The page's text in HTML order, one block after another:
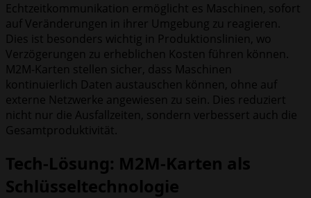
Echtzeitkommunikation ermöglicht es Maschinen, sofort
auf Veränderungen in ihrer Umgebung zu reagieren.
Dies ist besonders wichtig in Produktionslinien, wo
Verzögerungen zu erheblichen Kosten führen können.
M2M-Karten stellen sicher, dass Maschinen
kontinuierlich Daten austauschen können, ohne auf
externe Netzwerke angewiesen zu sein. Dies reduziert
nicht nur die Ausfallzeiten, sondern verbessert auch die
Gesamtproduktivität.
Tech-Lösung: M2M-Karten als
Schlüsseltechnologie